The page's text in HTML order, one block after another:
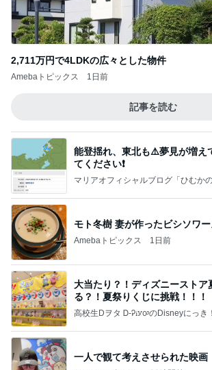
2,711万円で4LDKの広々とした物件
Amebaトピックス 1日前
記事を読む
能登揺れ、東北も⚠️夢見が増え
てください❗️
マリアオフィシャルブログ「ひむか
モト冬樹 妻が作ったビシソワ
Amebaトピックス 1日前
大当たり？！ディズニースト
る？！夏祭りくじに挑戦！！！
一人で観て考えさせられた映画